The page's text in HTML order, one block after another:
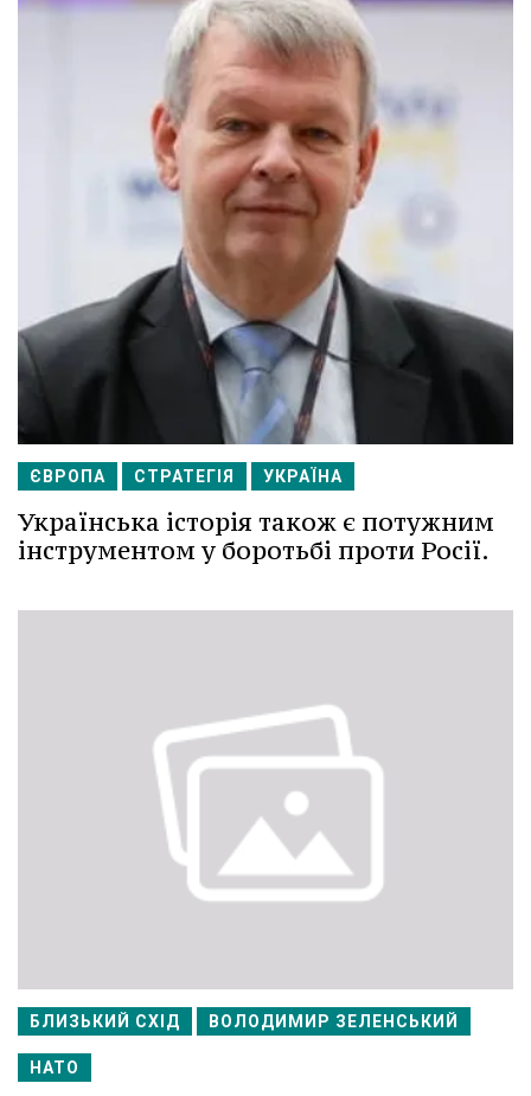
ЄВРОПА СТРАТЕГІЯ УКРАЇНА
Українська історія також є потужним
інструментом у боротьбі проти Росії.
БЛИЗЬКИЙ СХІД ВОЛОДИМИР ЗЕЛЕНСЬКИЙ
НАТО